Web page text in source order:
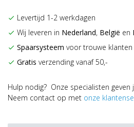
check Levertijd 1-2 werkdagen
check Wij leveren in Nederland, België en
check Spaarsysteem voor trouwe klanten
check Gratis verzending vanaf 50,-
Hulp nodig? Onze specialisten geven
Neem contact op met onze